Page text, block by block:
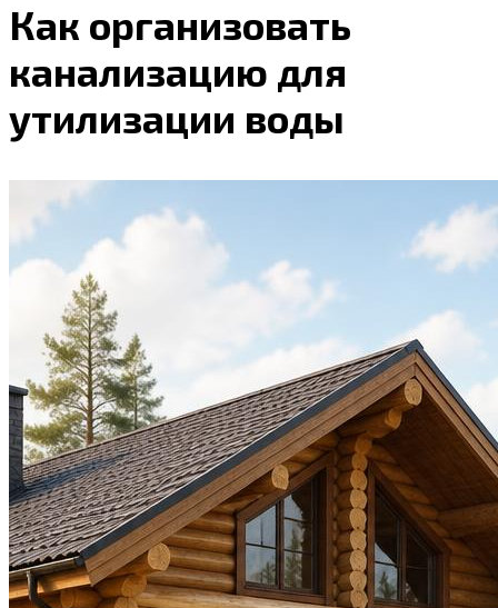
Как организовать
канализацию для
утилизации воды